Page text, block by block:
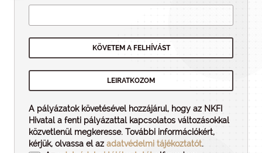
A pályázatok követésével hozzájárul, hogy az NKFI
Hivatal a fenti pályázattal kapcsolatos változásokkal
közvetlenül megkeresse. További információkért,
kérjük, olvassa el az adatvédelmi tájékoztatót.